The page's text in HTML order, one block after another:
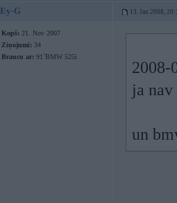
Ey-G 13. Jan 2008,
Kopš: 21. Nov 2007
Ziņojumi: 34
Braucu ar: 91`BMW 525i
2008-
ja
un